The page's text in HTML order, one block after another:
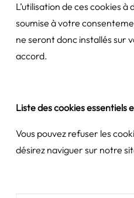
L’utilisation de ces cookies à
soumise à votre
ne seront donc installés sur
accord.
Liste des cookies essentiels
Vous pouvez refuser les
désirez naviguer sur notre